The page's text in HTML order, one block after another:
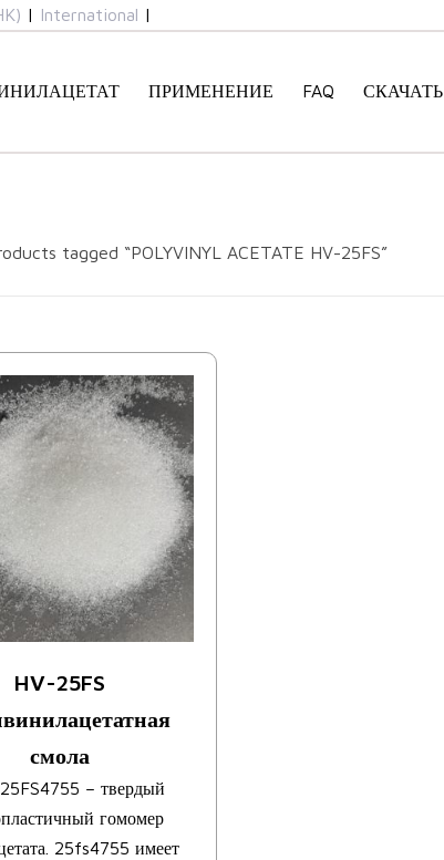
| International |
ПРИМЕНЕНИЕ FAQ СКАЧАТЬ
tagged “POLYVINYL ACETATE HV-25FS”
HV-25FS
смола
– твердый
гомомер
25fs4755 имеет